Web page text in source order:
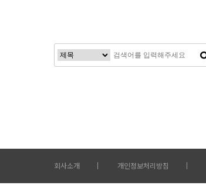
회사소개 개인정보처리방침